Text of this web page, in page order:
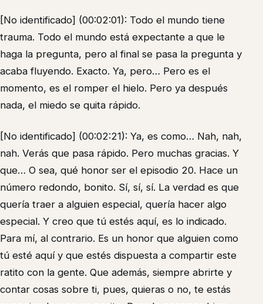
[No identificado] (00:02:01): Todo el mundo tiene
trauma. Todo el mundo está expectante a que le
haga la pregunta, pero al final se pasa la pregunta y
acaba fluyendo. Exacto. Ya, pero… Pero es el
momento, es el romper el hielo. Pero ya después
nada, el miedo se quita rápido.
[No identificado] (00:02:21): Ya, es como… Nah, nah,
nah. Verás que pasa rápido. Pero muchas gracias. Y
que… O sea, qué honor ser el episodio 20. Hace un
número redondo, bonito. Sí, sí, sí. La verdad es que
quería traer a alguien especial, quería hacer algo
especial. Y creo que tú estés aquí, es lo indicado.
Para mí, al contrario. Es un honor que alguien como
tú esté aquí y que estés dispuesta a compartir este
ratito con la gente. Que además, siempre abrirte y
contar cosas sobre ti, pues, quieras o no, te estás